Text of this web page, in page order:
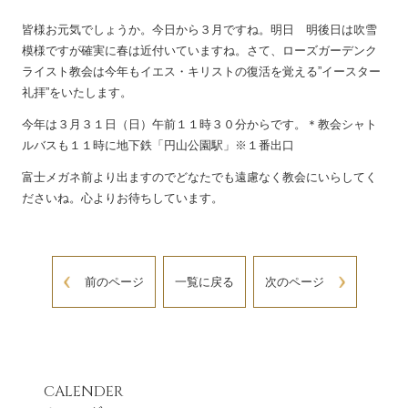
皆様お元気でしょうか。今日から３月ですね。明日 明後日は吹雪
模様ですが確実に春は近付いていますね。さて、ローズガーデンク
ライスト教会は今年もイエス・キリストの復活を覚える”イースター
礼拝”をいたします。
今年は３月３１日（日）午前１１時３０分からです。＊教会シャト
ルバスも１１時に地下鉄「円山公園駅」※１番出口
富士メガネ前より出ますのでどなたでも遠慮なく教会にいらしてく
ださいね。心よりお待ちしています。
前のページ 一覧に戻る 次のページ
CALENDER